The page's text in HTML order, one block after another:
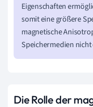
Eigenschaften
somit eine größere
magnetische
Speichermedien
Die Rolle der